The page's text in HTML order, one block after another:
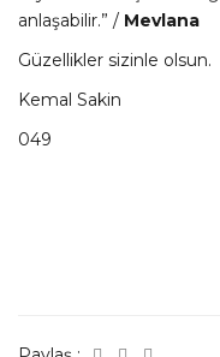
anlaşabilir.” / Mevlana
Güzellikler sizinle olsun.
Kemal Sakin
049